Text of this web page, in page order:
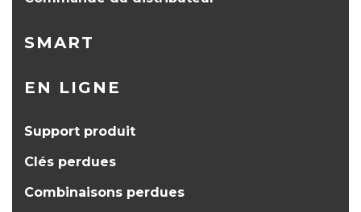
SMART
EN LIGNE
Support produit
Clés perdues
Combinaisons perdues